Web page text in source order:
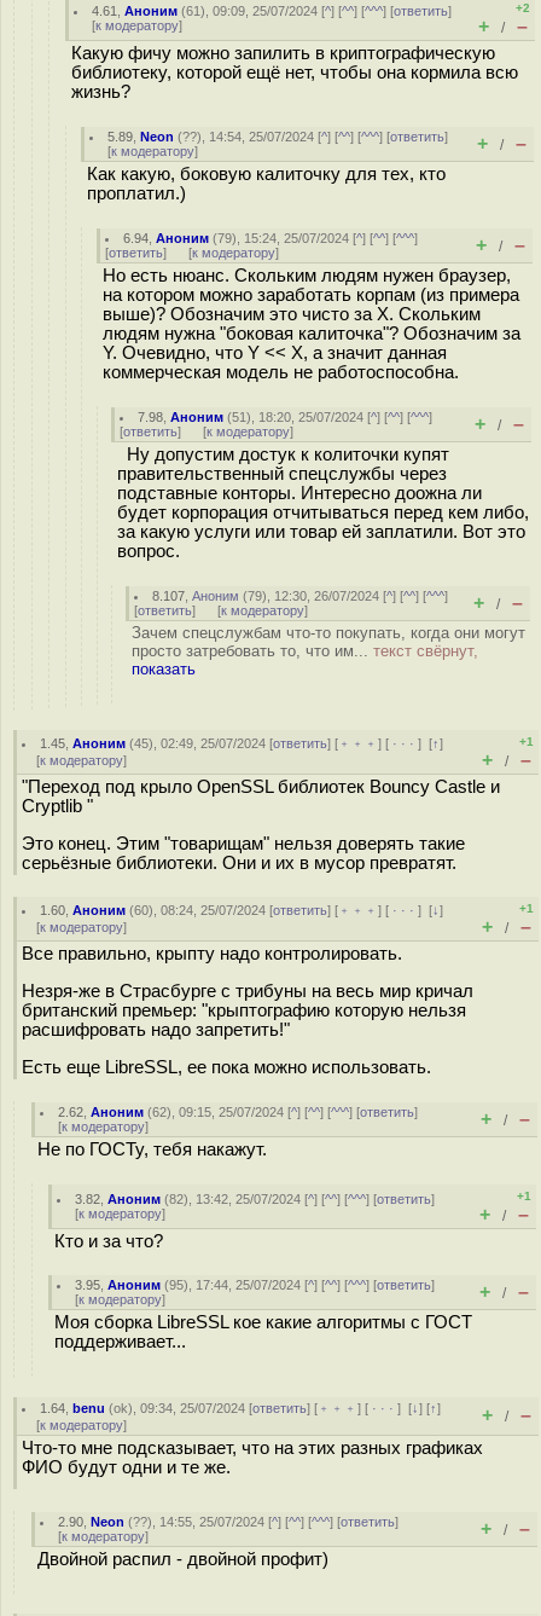
4.61 ,Аноним (61), 09:09, 25/07/2024 [^] [^^] [^^^] [ответить]
[к модератору]
+2
+ / –
Какую фичу можно запилить в криптографическую
библиотеку, которой ещё нет, чтобы она кормила всю
жизнь?
5.89 ,Neon (??), 14:54, 25/07/2024 [^] [^^] [^^^] [ответить]
[к модератору] + / –
Как какую, боковую калиточку для тех, кто
проплатил.)
6.94 ,Аноним (79), 15:24, 25/07/2024 [^] [^^] [^^^]
[ответить] [к модератору] + / –
Но есть нюанс. Скольким людям нужен браузер,
на котором можно заработать корпам (из примера
выше)? Обозначим это чисто за X. Скольким
людям нужна "боковая калиточка"? Обозначим за
Y. Очевидно, что Y << X, а значит данная
коммерческая модель не работоспособна.
7.98 ,Аноним (51), 18:20, 25/07/2024 [^] [^^] [^^^]
[ответить] [к модератору] + / –
Ну допустим достук к колиточки купят
правительственный спецслужбы через
подставные конторы. Интересно доожна ли
будет корпорация отчитываться перед кем либо,
за какую услуги или товар ей заплатили. Вот это
вопрос.
8.107 ,Аноним (79), 12:30, 26/07/2024 [^] [^^] [^^^]
[ответить] [к модератору] + / –
Зачем спецслужбам что-то покупать, когда они могут
просто затребовать то, что им... текст свёрнут,
показать
1.45 ,Аноним (45), 02:49, 25/07/2024 [ответить] [ ﹢﹢﹢] [ · · ·][↑]
[к модератору]
+1
+ / –
"Переход под крыло OpenSSL библиотек Bouncy Castle и
Cryptlib "
Это конец. Этим "товарищам" нельзя доверять такие
серьёзные библиотеки. Они и их в мусор превратят.
1.60 ,Аноним (60), 08:24, 25/07/2024 [ответить] [ ﹢﹢﹢] [ · · ·][↓]
[к модератору]
+1
+ / –
Все правильно, крыпту надо контролировать.
Незря-же в Страсбурге с трибуны на весь мир кричал
британский премьер: "крыптографию которую нельзя
расшифровать надо запретить!"
Есть еще LibreSSL, ее пока можно использовать.
2.62 ,Аноним (62), 09:15, 25/07/2024 [^] [^^] [^^^] [ответить]
[к модератору] + / –
Не по ГОСТу, тебя накажут.
3.82 ,Аноним (82), 13:42, 25/07/2024 [^] [^^] [^^^] [ответить]
[к модератору]
+1
+ / –
Кто и за что?
3.95 ,Аноним (95), 17:44, 25/07/2024 [^] [^^] [^^^] [ответить]
[к модератору] + / –
Моя сборка LibreSSL кое какие алгоритмы с ГОСТ
поддерживает...
1.64 ,benu (ok), 09:34, 25/07/2024 [ответить] [ ﹢﹢﹢] [ · · ·][↓] [↑]
[к модератору] + / –
Что-то мне подсказывает, что на этих разных графиках
ФИО будут одни и те же.
2.90 ,Neon (??), 14:55, 25/07/2024 [^] [^^] [^^^] [ответить]
[к модератору] + / –
Двойной распил - двойной профит)